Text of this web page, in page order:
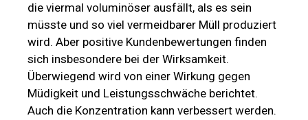
die viermal voluminöser ausfällt, als es sein
müsste und so viel vermeidbarer Müll produziert
wird. Aber positive Kundenbewertungen finden
sich insbesondere bei der Wirksamkeit.
Überwiegend wird von einer Wirkung gegen
Müdigkeit und Leistungsschwäche berichtet.
Auch die Konzentration kann verbessert werden.